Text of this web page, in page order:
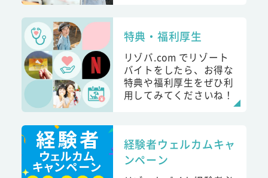
特典・福利厚生
リゾバ.com でリゾート
バイトをしたら、お得な
特典や福利厚生をぜひ利
用してみてくださいね！
経験者ウェルカムキャ
ンペーン